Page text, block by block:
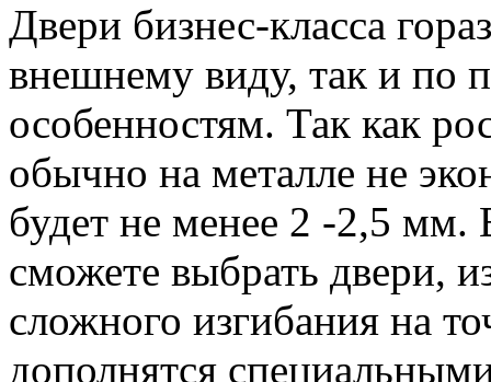
Двери бизнес-класса
внешнему виду, так и по
особенностям. Так как
обычно на металле не
будет не менее 2 -2,5 мм.
сможете выбрать двери,
сложного изгибания на
дополнятся